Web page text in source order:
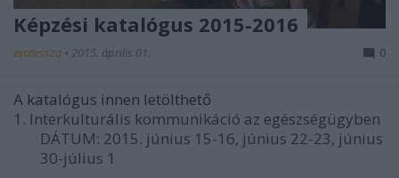
Képzési katalógus 2015-2016
evatessza • 2015. április 01. 0
A katalógus innen letölthető
1. Interkulturális kommunikáció az egészségügyben
DÁTUM: 2015. június 15-16, június 22-23, június
30-július 1